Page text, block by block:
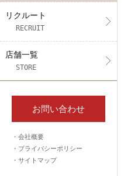
リクルート
RECRUIT
店舗一覧
STORE
お問い合わせ
会社概要
プライバシーポリシー
サイトマップ